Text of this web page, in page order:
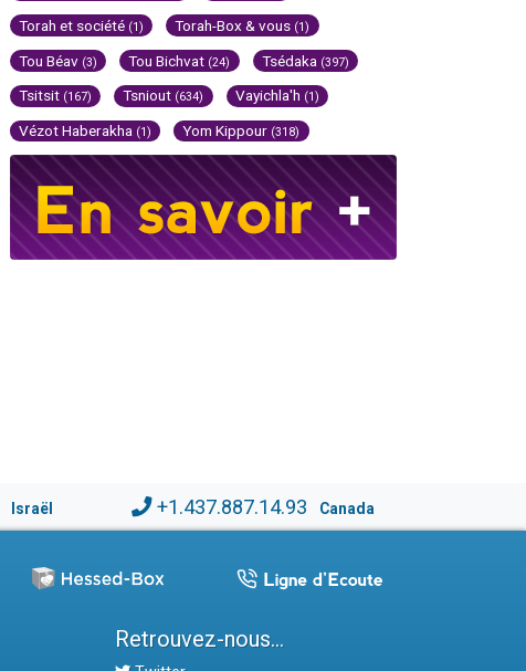
Torah et société (1) Torah-Box & vous (1)
Tou Béav (3) Tou Bichvat (24) Tsédaka (397)
Tsitsit (167) Tsniout (634) Vayichla'h (1)
Vézot Haberakha (1) Yom Kippour (318)
Israël +1.437.887.14.93 Canada
Retrouvez-nous...